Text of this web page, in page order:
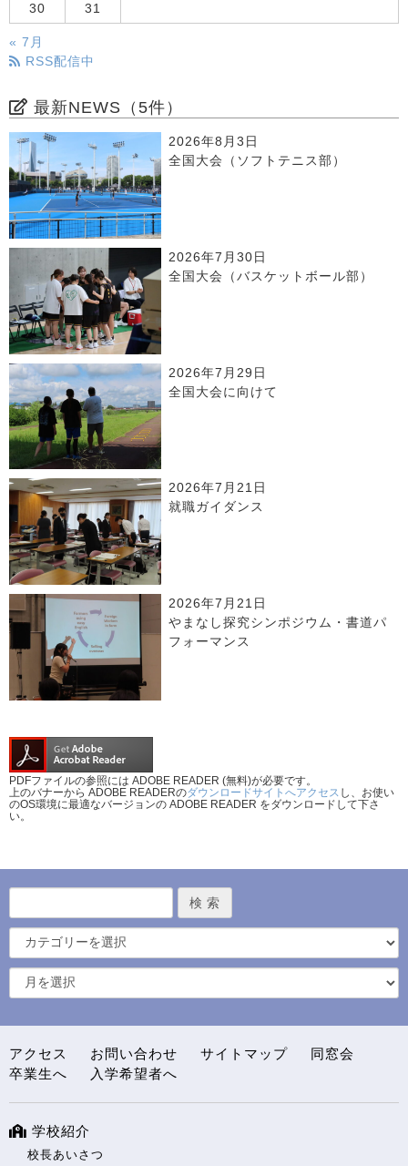
30 31
« 7月
RSS配信中
最新NEWS（5件）
2026年8月3日
全国大会（ソフトテニス部）
2026年7月30日
全国大会（バスケットボール部）
2026年7月29日
全国大会に向けて
2026年7月21日
就職ガイダンス
2026年7月21日
やまなし探究シンポジウム・書道パ
フォーマンス
PDFファイルの参照には ADOBE READER (無料)が必要です。
上のバナーから ADOBE READERのダウンロードサイトへアクセス し、お使い
のOS環境に最適なバージョンの ADOBE READER をダウンロードして下さ
い。
アクセス お問い合わせ サイトマップ
同窓会
卒業生へ
入学希望者へ
学校紹介
校長あいさつ